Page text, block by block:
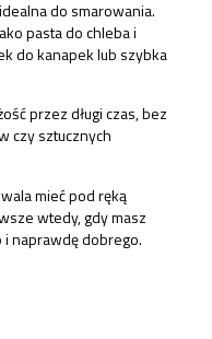
do smarowania.
pasta do chleba i
do kanapek lub szybka
przez długi czas, bez
czy sztucznych
mieć pod ręką
wtedy, gdy masz
naprawdę dobrego.